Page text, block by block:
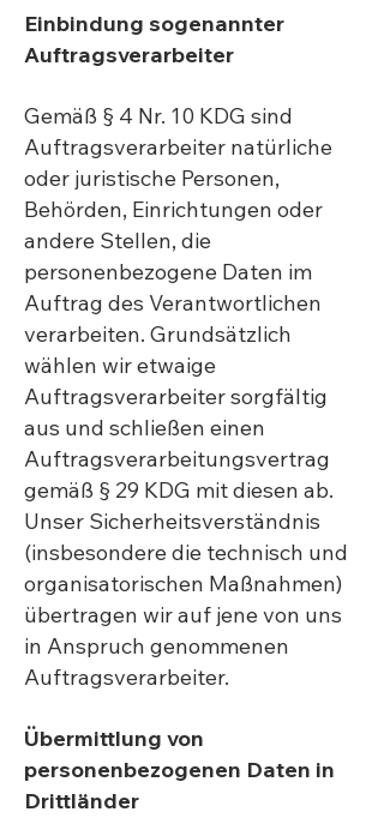
Einbindung sogenannter
Auftragsverarbeiter
Gemäß § 4 Nr. 10 KDG sind
Auftragsverarbeiter natürliche
oder juristische Personen,
Behörden, Einrichtungen oder
andere Stellen, die
personenbezogene Daten im
Auftrag des Verantwortlichen
verarbeiten. Grundsätzlich
wählen wir etwaige
Auftragsverarbeiter sorgfältig
aus und schließen einen
Auftragsverarbeitungsvertrag
gemäß § 29 KDG mit diesen ab.
Unser Sicherheitsverständnis
(insbesondere die technisch und
organisatorischen Maßnahmen)
übertragen wir auf jene von uns
in Anspruch genommenen
Auftragsverarbeiter.
Übermittlung von
personenbezogenen Daten in
Drittländer